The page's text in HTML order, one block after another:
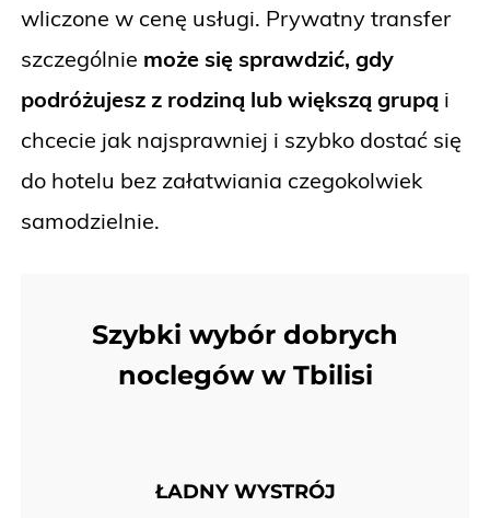
wliczone w cenę usługi. Prywatny transfer
szczególnie może się sprawdzić, gdy
podróżujesz z rodziną lub większą grupą i
chcecie jak najsprawniej i szybko dostać się
do hotelu bez załatwiania czegokolwiek
samodzielnie.
Szybki wybór dobrych
noclegów w Tbilisi
ŁADNY WYSTRÓJ